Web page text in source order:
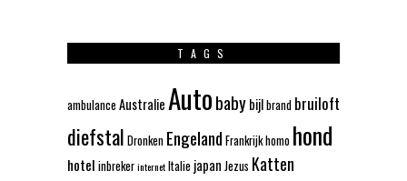
TAGS
ambulance AustralieAutobabybijlbrand bruiloft
diefstal Dronken Engeland Frankrijkhomo hond
hotel inbrekerinternetItalie japan Jezus Katten